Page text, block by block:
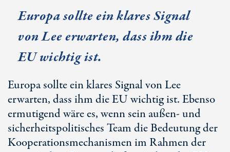
Europa sollte ein klares Signal
von Lee erwarten, dass ihm die
EU wichtig ist.
Europa sollte ein klares Signal von Lee
erwarten, dass ihm die EU wichtig ist. Ebenso
ermutigend wäre es, wenn sein außen- und
sicherheitspolitisches Team die Bedeutung der
Kooperationsmechanismen im Rahmen der